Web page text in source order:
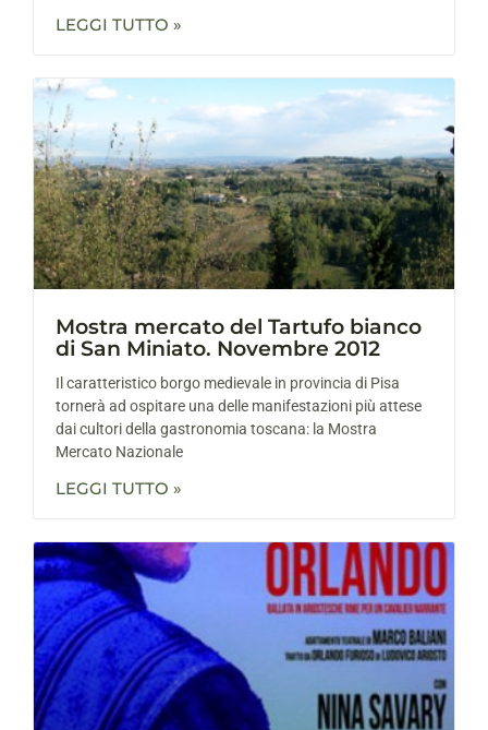
LEGGI TUTTO »
Mostra mercato del Tartufo bianco
di San Miniato. Novembre 2012
Il caratteristico borgo medievale in provincia di Pisa
tornerà ad ospitare una delle manifestazioni più attese
dai cultori della gastronomia toscana: la Mostra
Mercato Nazionale
LEGGI TUTTO »